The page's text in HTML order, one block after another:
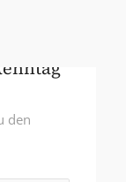
den